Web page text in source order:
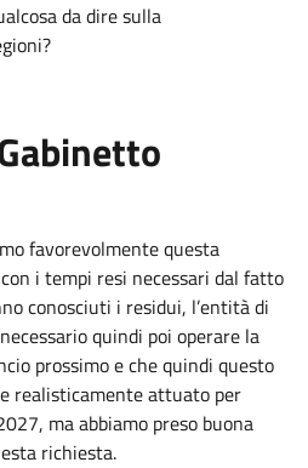
da dire sulla
favorevolmente questa
i tempi resi necessari dal fatto
conosciuti i residui, l’entità di
quindi poi operare la
prossimo e che quindi questo
realisticamente attuato per
ma abbiamo preso buona
richiesta.